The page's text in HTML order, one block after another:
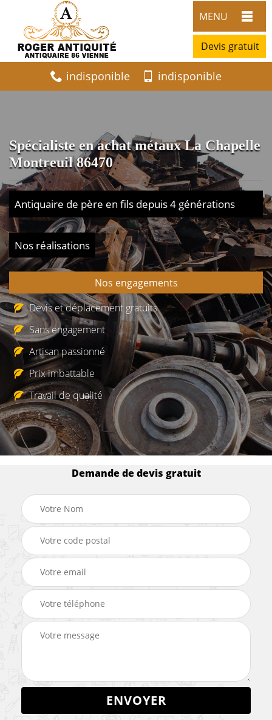
MENU
Devis gratuit
indisponible indisponible
Spécialiste en achat métaux La Chapelle
Montreuil 86470
Antiquaire de père en fils depuis 4 générations
Nos réalisations
Nos engagements
Devis et déplacement gratuits
Sans engagement
Artisan passionné
Prix imbattable
Travail de qualité
Demande de devis gratuit